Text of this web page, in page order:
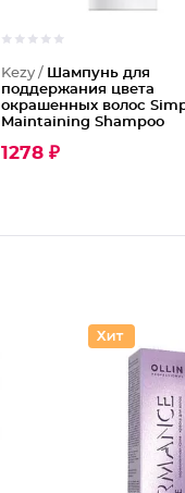
Kezy / Шампунь для
поддержания цвета
окрашенных волос
Maintaining Shampoo
1278 ₽